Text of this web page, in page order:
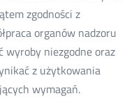
zgodności z
organów nadzoru
niezgodne oraz
z użytkowania
wymagań.